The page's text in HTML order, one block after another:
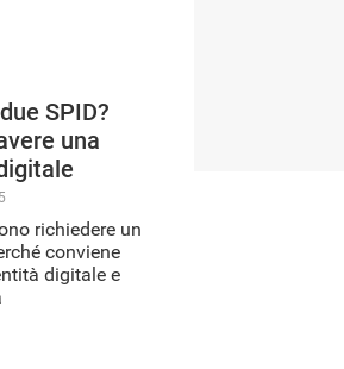
SPID?
una
richiedere un
conviene
digitale e